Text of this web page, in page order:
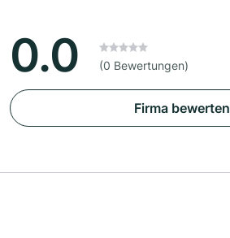
0.0 (0 Bewertungen)
Firma bewerten